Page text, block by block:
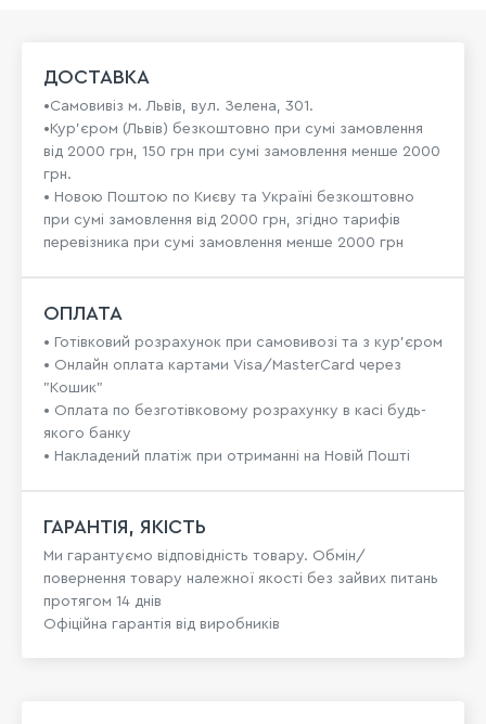
ДОСТАВКА
•Самовивіз м. Львів, вул. Зелена, 301.
•Кур'єром (Львів) безкоштовно при сумі замовлення
від 2000 грн, 150 грн при сумі замовлення менше 2000
грн.
• Новою Поштою по Києву та Україні безкоштовно
при сумі замовлення від 2000 грн, згідно тарифів
перевізника при сумі замовлення менше 2000 грн
ОПЛАТА
• Готівковий розрахунок при самовивозі та з кур’єром
• Онлайн оплата картами Visa/MasterCard через
"Кошик"
• Оплата по безготівковому розрахунку в касі будь-
якого банку
• Накладений платіж при отриманні на Новій Пошті
ГАРАНТІЯ, ЯКІСТЬ
Ми гарантуємо відповідність товару. Обмін/
повернення товару належної якості без зайвих питань
протягом 14 днів
Офіційна гарантія від виробників